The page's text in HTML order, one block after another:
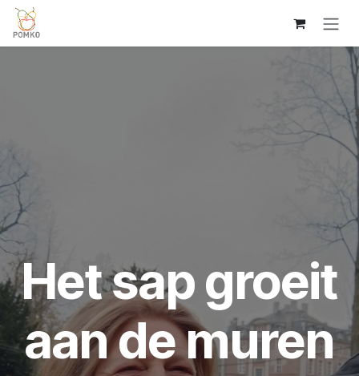
Overslaan naar inhoud
Het sap groeit
aan de muren